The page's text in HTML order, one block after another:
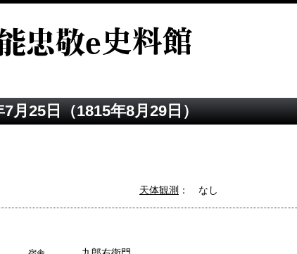
月25日（1815年8月29日）
天体観測 ： なし